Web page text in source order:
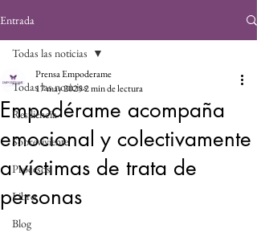
Entrada
Todas las noticias
Resiliencia
Sobreviviente
Procesos
Libro
Blog
Todas las noticias
Empodérame acompaña
emocional y colectivamente
a víctimas de trata de
personas
Prensa Empoderame
17 may 20252 min de lectura